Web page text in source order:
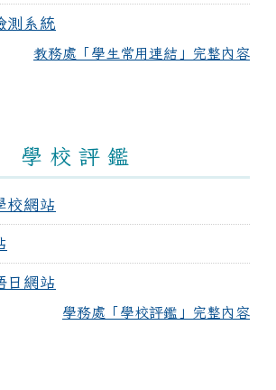
測系統
教務處「學生常用連結」完整內容
學 校 評 鑑
校網站
日網站
學務處「學校評鑑」完整內容